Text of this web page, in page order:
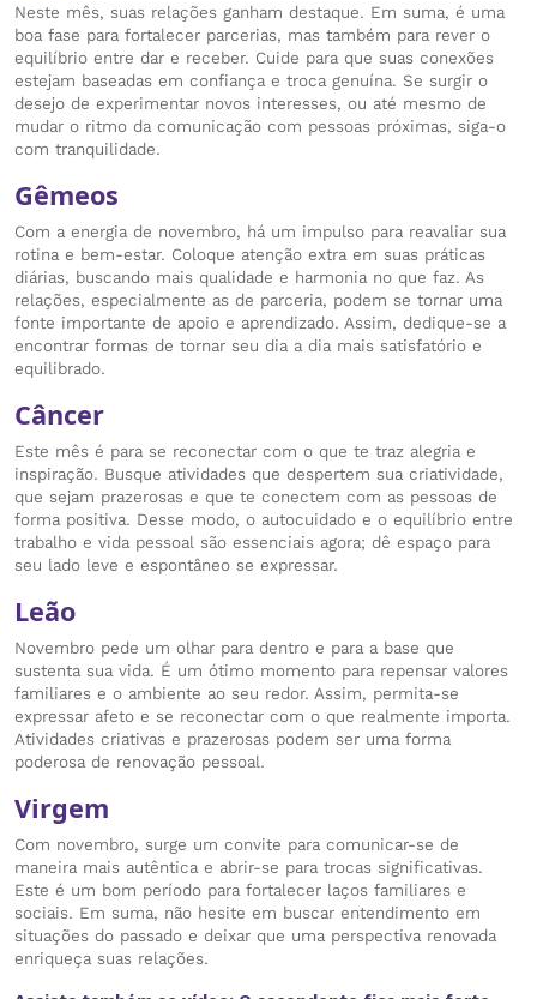
Neste mês, suas relações ganham destaque. Em suma, é uma
boa fase para fortalecer parcerias, mas também para rever o
equilíbrio entre dar e receber. Cuide para que suas conexões
estejam baseadas em confiança e troca genuína. Se surgir o
desejo de experimentar novos interesses, ou até mesmo de
mudar o ritmo da comunicação com pessoas próximas, siga-o
com tranquilidade.
Gêmeos
Com a energia de novembro, há um impulso para reavaliar sua
rotina e bem-estar. Coloque atenção extra em suas práticas
diárias, buscando mais qualidade e harmonia no que faz. As
relações, especialmente as de parceria, podem se tornar uma
fonte importante de apoio e aprendizado. Assim, dedique-se a
encontrar formas de tornar seu dia a dia mais satisfatório e
equilibrado.
Câncer
Este mês é para se reconectar com o que te traz alegria e
inspiração. Busque atividades que despertem sua criatividade,
que sejam prazerosas e que te conectem com as pessoas de
forma positiva. Desse modo, o autocuidado e o equilíbrio entre
trabalho e vida pessoal são essenciais agora; dê espaço para
seu lado leve e espontâneo se expressar.
Leão
Novembro pede um olhar para dentro e para a base que
sustenta sua vida. É um ótimo momento para repensar valores
familiares e o ambiente ao seu redor. Assim, permita-se
expressar afeto e se reconectar com o que realmente importa.
Atividades criativas e prazerosas podem ser uma forma
poderosa de renovação pessoal.
Virgem
Com novembro, surge um convite para comunicar-se de
maneira mais autêntica e abrir-se para trocas significativas.
Este é um bom período para fortalecer laços familiares e
sociais. Em suma, não hesite em buscar entendimento em
situações do passado e deixar que uma perspectiva renovada
enriqueça suas relações.